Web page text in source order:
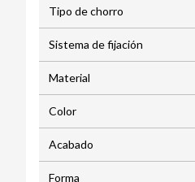
Tipo de chorro
Sistema de fijación
Material
Color
Acabado
Forma